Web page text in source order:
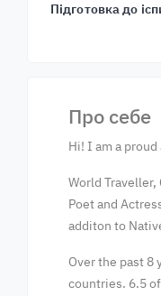
Підготовка до
Про себе
Hi! I am a
World
Poet and
additon to
Over the past 8
countries. 6.5